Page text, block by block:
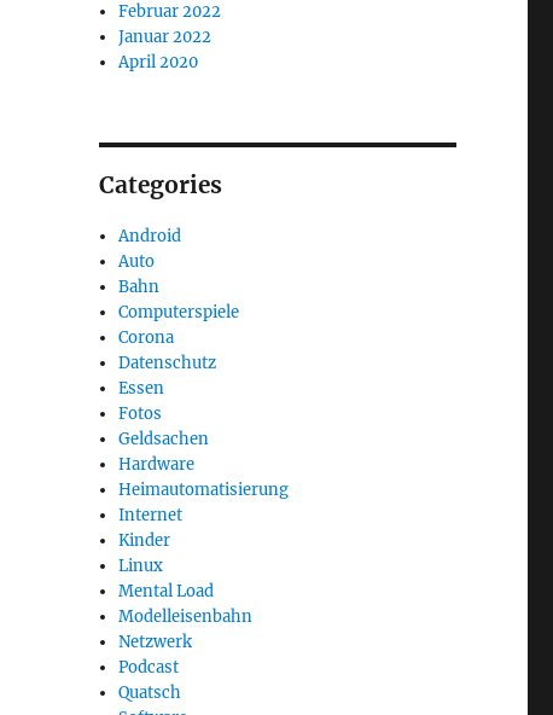
Februar 2022
Januar 2022
April 2020
Categories
Android
Auto
Bahn
Computerspiele
Corona
Datenschutz
Essen
Fotos
Geldsachen
Hardware
Heimautomatisierung
Internet
Kinder
Linux
Mental Load
Modelleisenbahn
Netzwerk
Podcast
Quatsch